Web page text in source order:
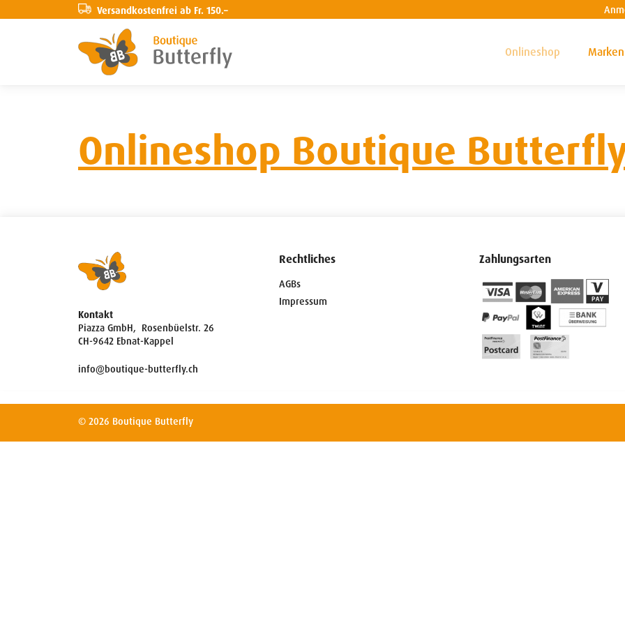
Versandkostenfrei ab Fr. 150.–
Onlineshop Marken
Onlineshop Boutique
Kontakt
Piazza GmbH, Rosenbüelstr. 26
CH-9642 Ebnat-Kappel
info@boutique-butterfly.ch
Rechtliches
AGBs
Impressum
Zahlungsarten
© 2026 Boutique Butterfly